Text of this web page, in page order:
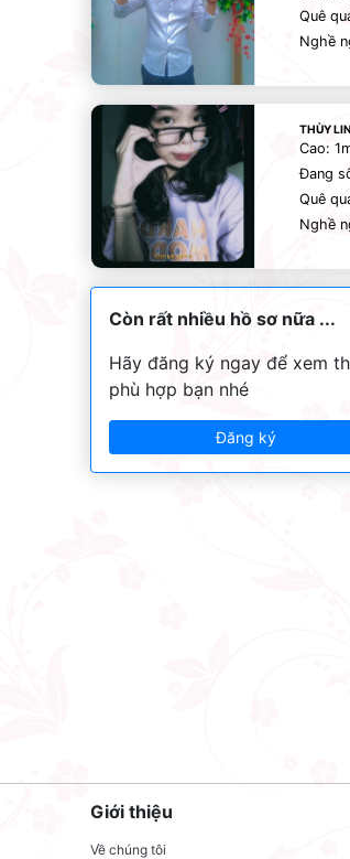
Quê
Nghề
THÙY
Cao:
Đang
Quê
Nghề
Còn rất nhiều hồ sơ nữa ...
Hãy đăng ký ngay để xem
phù hợp bạn nhé
Đăng ký
Giới thiệu
Về chúng tôi